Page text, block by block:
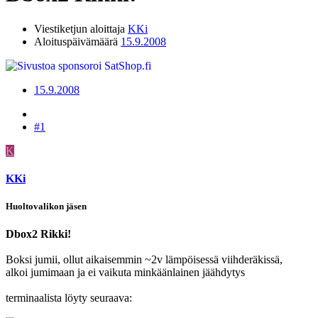
Viestiketjun aloittaja KKi
Aloituspäivämäärä 15.9.2008
15.9.2008
#1
K
KKi
Huoltovalikon jäsen
Dbox2 Rikki!
Boksi jumii, ollut aikaisemmin ~2v lämpöisessä viihderäkissä,
alkoi jumimaan ja ei vaikuta minkäänlainen jäähdytys
terminaalista löyty seuraava: